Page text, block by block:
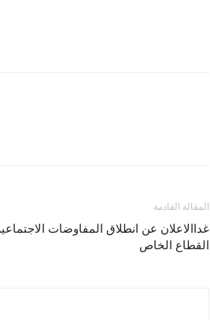
المقالة القادمة
غداالاعلان عن انطلاق المفاوضات
القطاع الخاص